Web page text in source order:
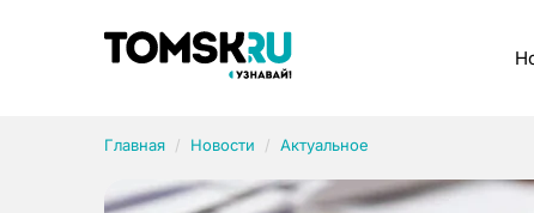
Главная Новости Актуальное
Рубрики